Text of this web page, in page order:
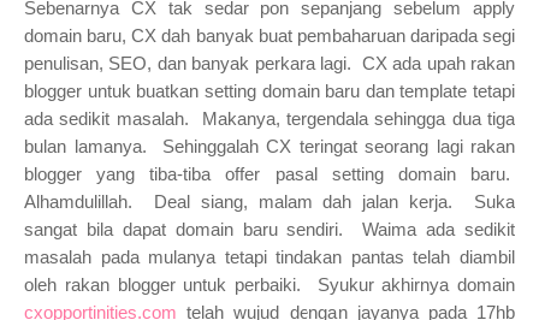
Sebenarnya CX tak sedar pon sepanjang sebelum apply
domain baru, CX dah banyak buat pembaharuan daripada segi
penulisan, SEO, dan banyak perkara lagi. CX ada upah rakan
blogger untuk buatkan setting domain baru dan template tetapi
ada sedikit masalah. Makanya, tergendala sehingga dua tiga
bulan lamanya. Sehinggalah CX teringat seorang lagi rakan
blogger yang tiba-tiba offer pasal setting domain baru.
Alhamdulillah. Deal siang, malam dah jalan kerja. Suka
sangat bila dapat domain baru sendiri. Waima ada sedikit
masalah pada mulanya tetapi tindakan pantas telah diambil
oleh rakan blogger untuk perbaiki. Syukur akhirnya domain
cxopportinities.com telah wujud dengan jayanya pada 17hb